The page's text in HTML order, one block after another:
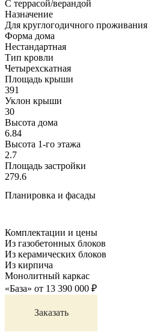
С террасой/верандой
Назначение
Для круглогодичного проживания
Форма дома
Нестандартная
Тип кровли
Четырехскатная
Площадь крыши
391
Уклон крыши
30
Высота дома
6.84
Высота 1-го этажа
2.7
Площадь застройки
279.6
Планировка и фасады
Комплектации и цены
Из газобетонных блоков
Из керамических блоков
Из кирпича
Монолитный каркас
«База» от 13 390 000 ₽
Заказать